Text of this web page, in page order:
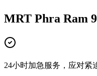
MRT Phra Ram
24小时加急服务，应对紧